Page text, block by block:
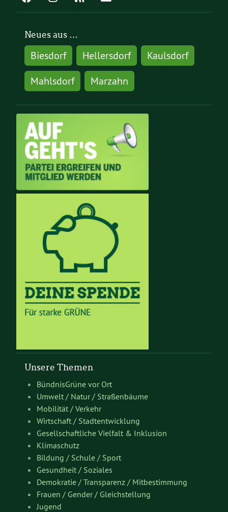
Neues aus …
Biesdorf Hellersdorf
Kaulsdorf
Mahlsdorf
Marzahn
Unsere Themen
BündnisGrüne vor Ort
Umwelt / Natur / Straßenbäume
Mobilität / Verkehr
Wirtschaft / Stadtentwicklung
Gesellschaftliche Vielfalt & Inklusion
Klimaschutz
Bildung / Schule / Sport
Gesundheit / Soziales
Demokratie / Transparenz / Mitbestimmung
Frauen / Gender / Gleichstellung
Jugend